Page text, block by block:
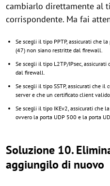
cambiarlo direttamente al
corrispondente. Ma fai
Se scegli il tipo PPTP, assicurati che
(47) non siano restritte dal firewall.
Se scegli il tipo L2TP/IPsec,
dal firewall.
Se scegli il tipo SSTP, assicurati che
server e che un certificato client
Se scegli il tipo IKEv2, assicurati che
ovvero la porta UDP 500 e la porta
Soluzione 10.
aggiungilo di nuovo